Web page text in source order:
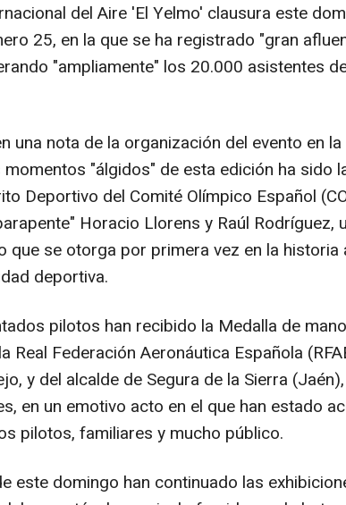
del Aire 'El Yelmo' clausura este
25, en la que se ha registrado "gran
"ampliamente" los 20.000 asistentes
una nota de la organización del evento en
"álgidos" de esta edición ha sido
Deportivo del Comité Olímpico Español
Horacio Llorens y Raúl Rodríguez,
que se otorga por primera vez en la
deportiva.
pilotos han recibido la Medalla de
Real Federación Aeronáutica Española
y del alcalde de Segura de la Sierra
en un emotivo acto en el que han estado
pilotos, familiares y mucho público.
este domingo han continuado las